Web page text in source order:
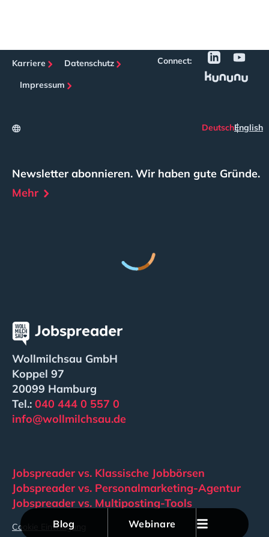
Karriere
Datenschutz
Impressum
Connect:
DeutschEnglish
Wollmilchsau GmbH
Koppel 97
20099 Hamburg
Tel.: 040 444 0 557 0
info@wollmilchsau.de
Newsletter abonnieren. Wir haben gute Gründe.
Mehr
Jobspreader vs. Klassische Jobbörsen
Jobspreader vs. Personalmarketing-Agentur
Jobspreader vs. Multiposting-Tools
Cookie Einwilligung
Blog Webinare